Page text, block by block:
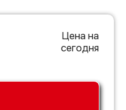
Цена на
сегодня